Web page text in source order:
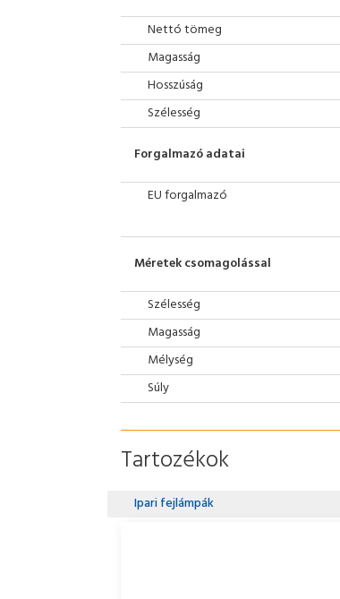
Nettó tömeg
Magasság
Hosszúság
Szélesség
Forgalmazó adatai
EU forgalmazó
Méretek csomagolással
Szélesség
Magasság
Mélység
Súly
Tartozékok
Ipari fejlámpák